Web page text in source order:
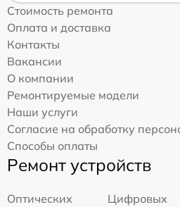
Стоимость ремонта
Оплата и доставка
Контакты
Вакансии
О компании
Ремонтируемые модели
Наши услуги
Согласие на обработку
Способы оплаты
Ремонт устройств
Оптических
Цифровых